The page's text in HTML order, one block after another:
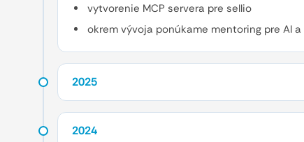
vytvorenie MCP servera pre sellio
okrem vývoja ponúkame mentoring pre AI
2025
2024